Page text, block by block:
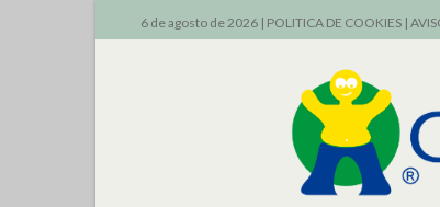
6 de agosto de 2026 | POLITICA DE COOKIES|